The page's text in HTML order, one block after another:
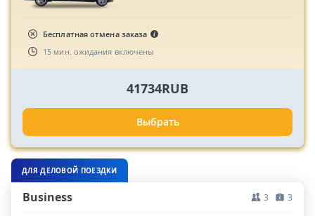
Бесплатная отмена заказа
15 мин. ожидания включены
41734RUB
Выбрать
ДЛЯ ДЕЛОВОЙ ПОЕЗДКИ
Business 3 3